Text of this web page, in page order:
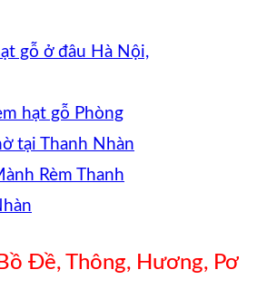
gỗ ở đâu Hà Nội,
hạt gỗ Phòng
tại Thanh Nhàn
Rèm Thanh
Bồ Đề, Thông, Hương, Pơ